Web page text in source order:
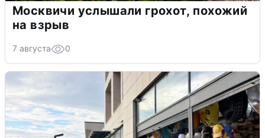
Москвичи услышали грохот, похожий
на взрыв
7 августа 0